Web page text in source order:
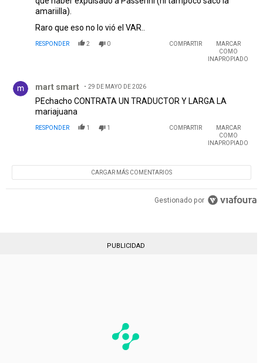
amariilla).
Raro que eso no lo vió el VAR..
RESPONDER 2 0 COMPARTIR
MARCAR
COMO
INAPROPIADO
mart smart 29 DE MAYO DE 2026
PEchacho CONTRATA UN TRADUCTOR Y LARGA LA
mariajuana
RESPONDER 1 1 COMPARTIR
MARCAR
COMO
INAPROPIADO
CARGAR MÁS COMENTARIOS
Gestionado por
PUBLICIDAD